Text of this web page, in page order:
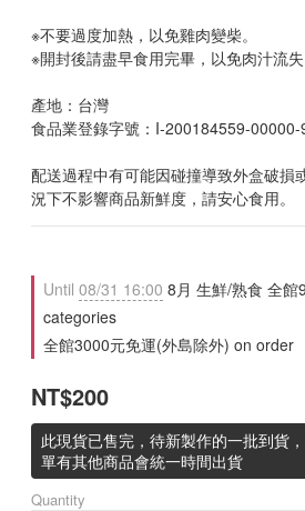
※不要過度加熱，以免雞肉變柴。
※開封後請盡早食用完畢，以免肉汁流失
產地：台灣
食品業登錄字號：I-200184559-00000-
配送過程中有可能因碰撞導致外盒破損
況下不影響商品新鮮度，請安心食用。
Until 08/31 16:00 8月 生鮮/熟食 全館
categories
全館3000元免運(外島除外) on order
NT$200
此現貨已售完，待新製作的一批到貨
單有其他商品會統一時間出貨
Quantity